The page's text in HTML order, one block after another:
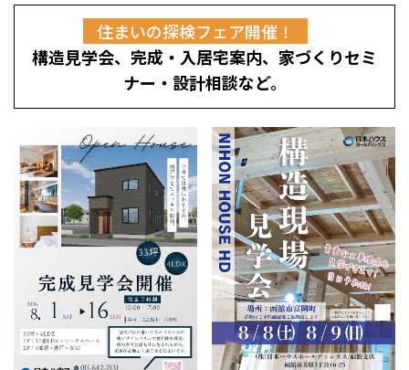
高断熱・高気密の家
エネルギー自給自足
感謝訪問・長期保証
直営工事
1メーターモジュール
冷暖房標準装備
24時間対応コールセンター
1000年を超えて生きる檜
知られざる檜の効果・作用
理想の木材「檜」
グレートステージ
平屋の家
外観・インテリア集
暮らし方提案
住まいのコラム
リフォーム トップ
選ばれる理由
リフォームの流れ
介護保険利用で快適リフォーム
賃貸併用住宅のメリット
安心のサポートシステム
展示場案内
分譲住宅・土地
分譲マンション
分譲マンション トップ
ワザックとは
高い信頼性
会社情報
会社情報 トップ
お問い合わせ
住まいの探検フェア開催！
構造見学会、完成・入居宅案内、家づくりセミ
ナー・設計相談など。